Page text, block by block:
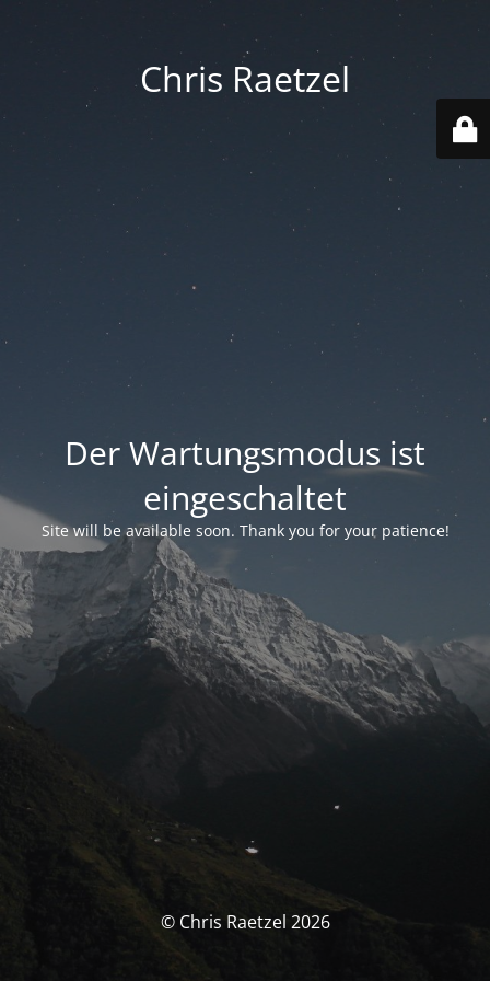
Chris Raetzel
Der Wartungsmodus ist
eingeschaltet
Site will be available soon. Thank you for your patience!
© Chris Raetzel 2026